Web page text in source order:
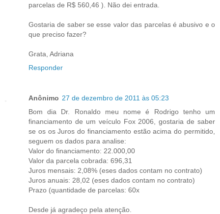
parcelas de R$ 560,46 ). Não dei entrada.
Gostaria de saber se esse valor das parcelas é abusivo e o
que preciso fazer?
Grata, Adriana
Responder
Anônimo 27 de dezembro de 2011 às 05:23
Bom dia Dr. Ronaldo meu nome é Rodrigo tenho um
financiamento de um veículo Fox 2006, gostaria de saber
se os os Juros do financiamento estão acima do permitido,
seguem os dados para analise:
Valor do financiamento: 22.000,00
Valor da parcela cobrada: 696,31
Juros mensais: 2,08% (eses dados contam no contrato)
Juros anuais: 28,02 (eses dados contam no contrato)
Prazo (quantidade de parcelas: 60x
Desde já agradeço pela atenção.